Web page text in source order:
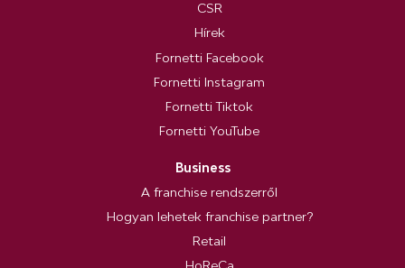
CSR
Hírek
Fornetti Facebook
Fornetti Instagram
Fornetti Tiktok
Fornetti YouTube
Business
A franchise rendszerről
Hogyan lehetek franchise partner?
Retail